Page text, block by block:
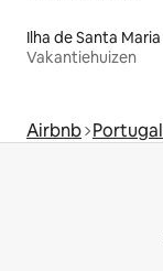
Ilha de Santa Maria
Vakantiehuizen
Airbnb Portugal